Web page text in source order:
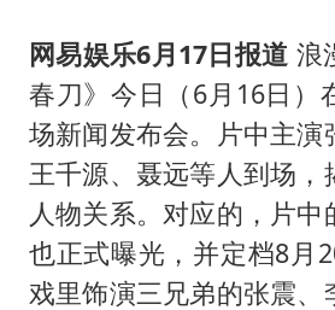
猫咪过火把
BLG经理辟
以军士兵把
云南一男子
曹颖儿子首
网易娱乐6月17日报道 浪
春刀》今日（6月16日）
场新闻发布会。片中主演
王千源、聂远等人到场，
人物关系。对应的，片中
也正式曝光，并定档8月
戏里饰演三兄弟的张震、